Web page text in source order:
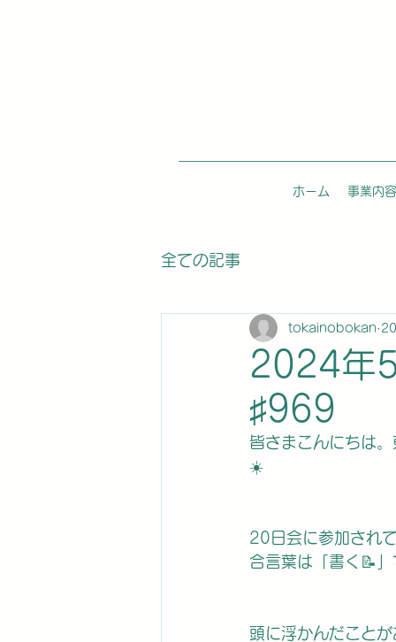
ホーム 事業内容
全ての記事
2024年
♯969
tokainobokan
皆さまこんにちは
☀️
20日会に参加され
合言葉は「書く📝
頭に浮かんだこと